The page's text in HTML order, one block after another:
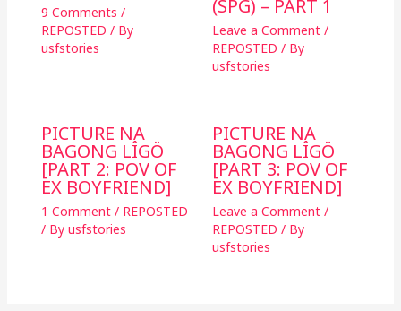
9 Comments /
REPOSTED / By
usfstories
(SPG) – PART 1
Leave a Comment /
REPOSTED / By
usfstories
PICTURE NA
BAGONG LÎGÖ
[PART 2: POV OF
EX BOYFRIEND]
1 Comment / REPOSTED
/ By usfstories
PICTURE NA
BAGONG LÎGÖ
[PART 3: POV OF
EX BOYFRIEND]
Leave a Comment /
REPOSTED / By
usfstories